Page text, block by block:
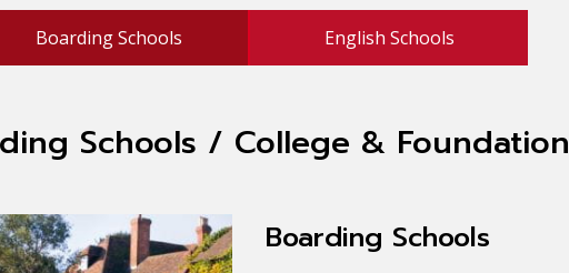
Boarding Schools English Schools
Schools / College & Foundation
Boarding Schools